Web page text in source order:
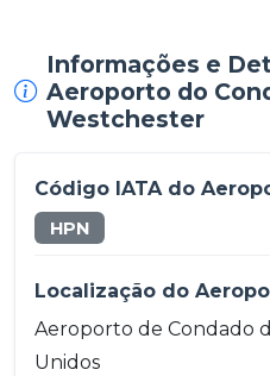
Informações e
Aeroporto do
Westchester
Código IATA do
HPN
Localização do
Aeroporto de Condado
Unidos